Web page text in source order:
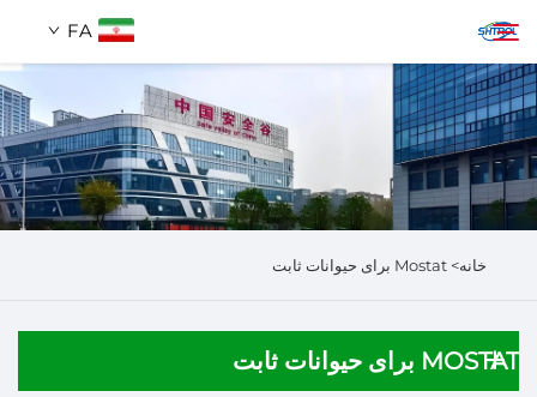
FA
دربارهٔ ما
محصولات
جستجو
خانه> Mostat برای حیوانات ثابت
MOSTAT برای حیوانات ثابت